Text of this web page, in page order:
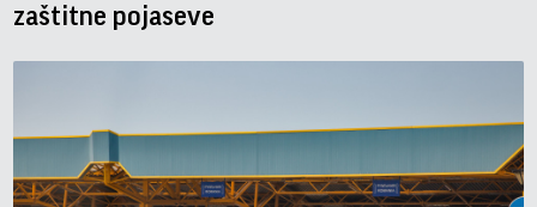
zaštitne pojaseve